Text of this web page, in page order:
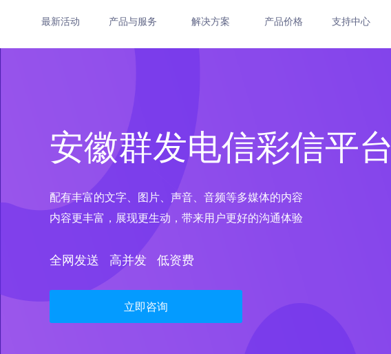
最新活动 产品与服务 解决方案 产品价格 支持中心
安徽群发电信彩信平台
配有丰富的文字、图片、声音、音频等多媒体的内容
内容更丰富，展现更生动，带来用户更好的沟通体验
全网发送 高并发 低资费
立即咨询